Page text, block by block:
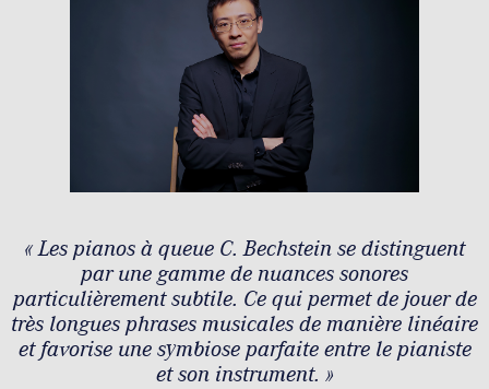
​​« Les pianos à queue C. Bechstein se distinguent
par une gamme de nuances sonores
particulièrement subtile. Ce qui permet de jouer de
très longues phrases musicales de manière linéaire
et favorise une symbiose parfaite entre le pianiste
et son instrument. »